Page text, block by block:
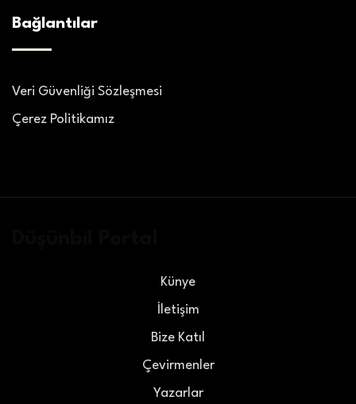
Bağlantılar
Veri Güvenliği Sözleşmesi
Çerez Politikamız
Künye
İletişim
Bize Katıl
Çevirmenler
Yazarlar